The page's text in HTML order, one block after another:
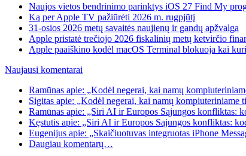
Naujos vietos bendrinimo parinktys iOS 27 Find My
Ką per Apple TV pažiūrėti 2026 m. rugpjūtį
31-osios 2026 metų savaitės naujienų ir gandų apžvalga
Apple pristatė trečiojo 2026 fiskalinių metų ketvirčio
Apple paaiškino kodėl macOS Terminal blokuoja kai
Naujausi komentarai
Ramūnas apie: „Kodėl negerai, kai namų
Sigitas apie: „Kodėl negerai, kai namų kompiuteriniame
Ramūnas apie: „Siri AI ir Europos Sąjungos konfliktas:
Kęstutis apie: „Siri AI ir Europos Sąjungos konfliktas:
Eugenijus apie: „Skaičiuotuvas integruotas iPhone
Daugiau komentarų…